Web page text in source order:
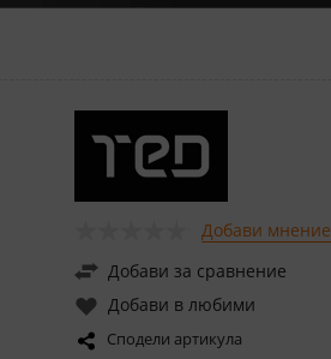
Добави мнение
Добави за сравнение
Добави в любими
Сподели артикула